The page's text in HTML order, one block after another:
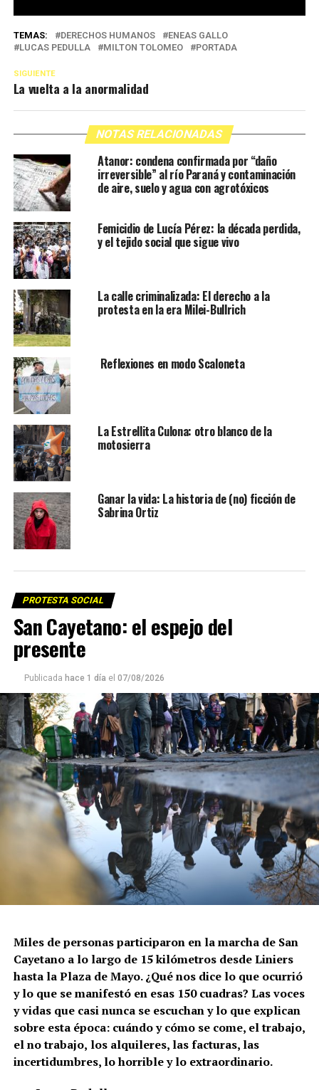
TEMAS: DERECHOS HUMANOS
ENEAS GALLO
LUCAS PEDULLA
MILTON TOLOMEO PORTADA
SIGUIENTE
La vuelta a la anormalidad
NOTAS RELACIONADAS
Atanor: condena confirmada por “daño
irreversible” al río Paraná y contaminación
de aire, suelo y agua con agrotóxicos
Femicidio de Lucía Pérez: la década perdida,
y el tejido social que sigue vivo
La calle criminalizada: El derecho a la
protesta en la era Milei-Bullrich
Reflexiones en modo Scaloneta
La Estrellita Culona: otro blanco de la
motosierra
Ganar la vida: La historia de (no) ficción de
Sabrina Ortiz
PROTESTA SOCIAL
San Cayetano: el espejo del
presente
Publicada hace 1 día el 07/08/2026
Miles de personas participaron en la marcha de San
Cayetano a lo largo de 15 kilómetros desde Liniers
hasta la Plaza de Mayo. ¿Qué nos dice lo que ocurrió
y lo que se manifestó en esas 150 cuadras? Las voces
y vidas que casi nunca se escuchan y lo que explican
sobre esta época: cuándo y cómo se come, el trabajo,
el no trabajo, los alquileres, las facturas, las
incertidumbres, lo horrible y lo extraordinario.